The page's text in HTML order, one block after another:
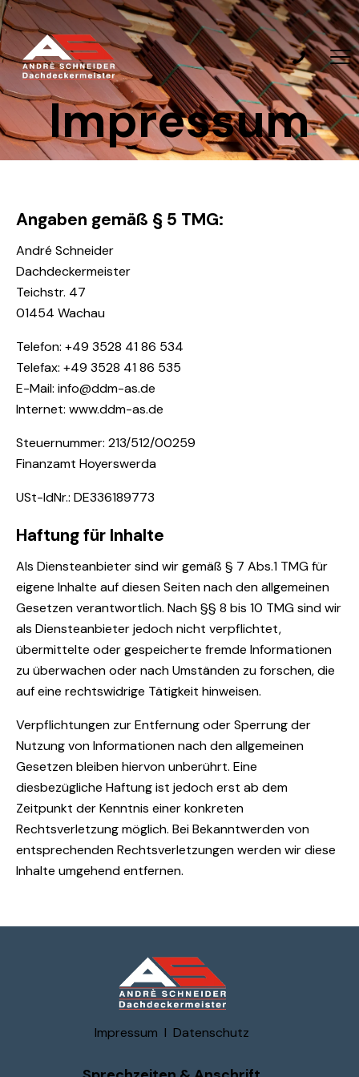
Impressum
Angaben gemäß § 5 TMG:
André Schneider
Dachdeckermeister
Teichstr. 47
01454 Wachau
Telefon: +49 3528 41 86 534
Telefax: +49 3528 41 86 535
E-Mail: info@ddm-as.de
Internet: www.ddm-as.de
Steuernummer: 213/512/00259
Finanzamt Hoyerswerda
USt-IdNr.: DE336189773
Haftung für Inhalte
Als Diensteanbieter sind wir gemäß § 7 Abs.1 TMG für
eigene Inhalte auf diesen Seiten nach den allgemeinen
Gesetzen verantwortlich. Nach §§ 8 bis 10 TMG sind wir
als Diensteanbieter jedoch nicht verpflichtet,
übermittelte oder gespeicherte fremde Informationen
zu überwachen oder nach Umständen zu forschen, die
auf eine rechtswidrige Tätigkeit hinweisen.
Verpflichtungen zur Entfernung oder Sperrung der
Nutzung von Informationen nach den allgemeinen
Gesetzen bleiben hiervon unberührt. Eine
diesbezügliche Haftung ist jedoch erst ab dem
Zeitpunkt der Kenntnis einer konkreten
Rechtsverletzung möglich. Bei Bekanntwerden von
entsprechenden Rechtsverletzungen werden wir diese
Inhalte umgehend entfernen.
Impressum I Datenschutz